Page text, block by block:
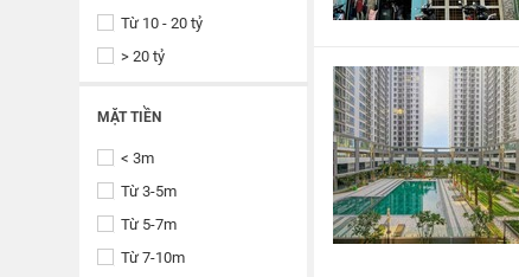
Từ 10 - 20 tỷ
> 20 tỷ
MẶT TIỀN
< 3m
Từ 3-5m
Từ 5-7m
Từ 7-10m